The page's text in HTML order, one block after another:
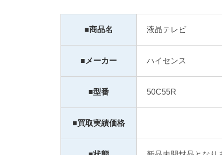
■商品名 液晶テレビ
■メーカー ハイセンス
■型番 50C55R
■買取実績価格